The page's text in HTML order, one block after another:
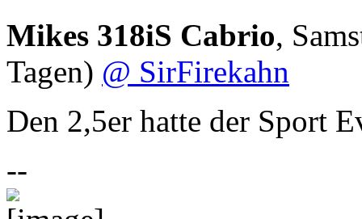
Mikes 318iS Cabrio,
Tagen) @ SirFirekahn
Den 2,5er hatte der Sport
--